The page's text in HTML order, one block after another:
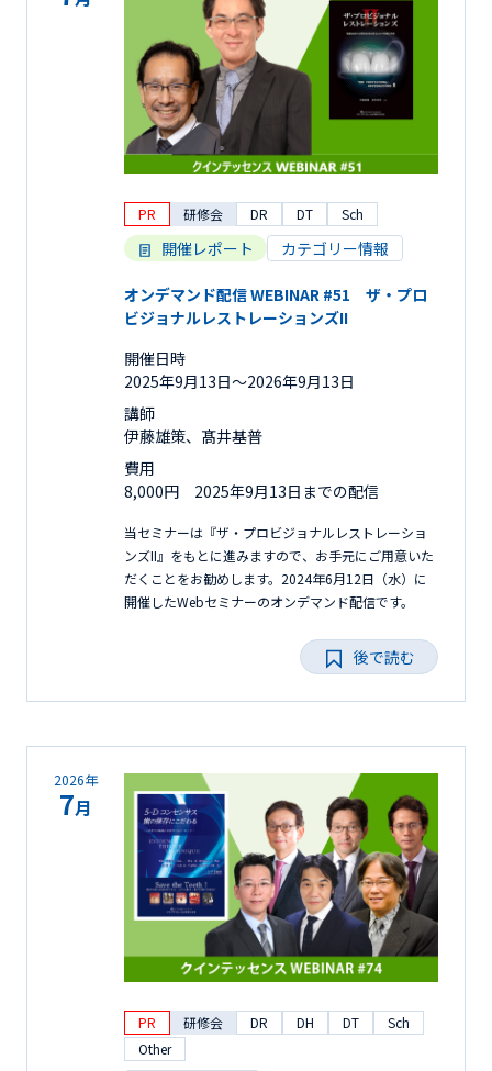
PR 研修会 DR DT Sch
開催レポート カテゴリー情報
オンデマンド配信 WEBINAR #51 ザ・プロ
ビジョナルレストレーションズII
開催日時
2025年9月13日〜2026年9月13日
講師
伊藤雄策、髙井基普
費用
8,000円 2025年9月13日までの配信
当セミナーは『ザ・プロビジョナルレストレーショ
ンズII』をもとに進みますので、お手元にご用意いた
だくことをお勧めします。2024年6月12日（水）に
開催したWebセミナーのオンデマンド配信です。
後で読む
2026年
7月
PR 研修会 DR DH DT
Sch
Other